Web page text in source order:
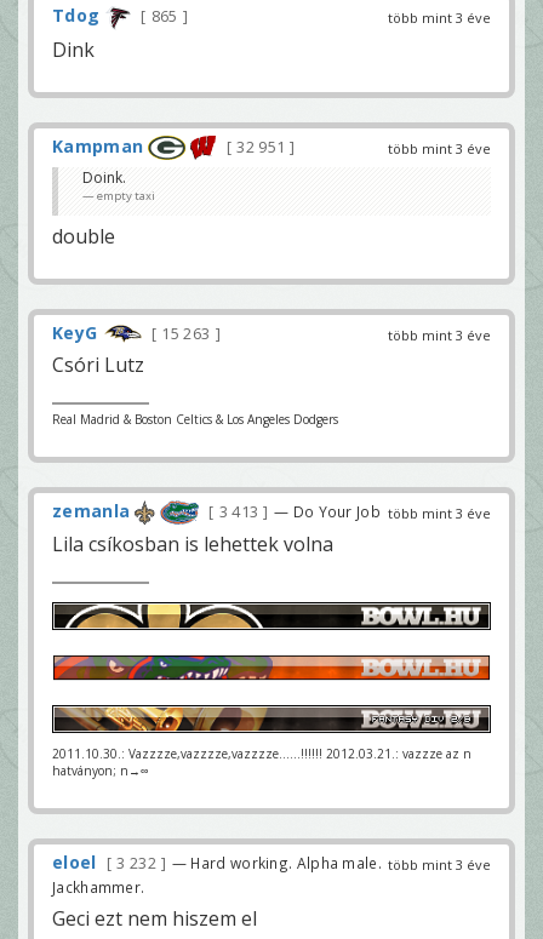
több mint 3 éve
Tdog 865
Dink
több mint 3 éve
Kampman
32 951
Doink.
empty taxi
double
több mint 3 éve
KeyG 15 263
Csóri Lutz
Real Madrid & Boston Celtics & Los Angeles Dodgers
több mint 3 éve
zemanla 3 413 — Do Your Job
Lila csíkosban is lehettek volna
2011.10.30.: Vazzzze,vazzzze,vazzzze......!!!!!! 2012.03.21.: vazzze az n
hatványon; n→∞
több mint 3 éve
eloel 3 232
— Hard working. Alpha male.
Jackhammer.
Geci ezt nem hiszem el